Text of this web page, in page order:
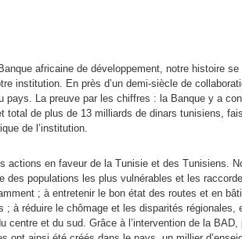
africaine de développement, notre histoire
institution. En près d’un demi-siècle de
pays. La preuve par les chiffres : la Banque y a
total de plus de 13 milliards de dinars tunisiens,
de l’institution.
actions en faveur de la Tunisie et des Tunisiens.
populations les plus vulnérables et les
; à entretenir le bon état des routes et en
; à réduire le chômage et les disparités régionales,
centre et du sud. Grâce à l’intervention de la BAD,